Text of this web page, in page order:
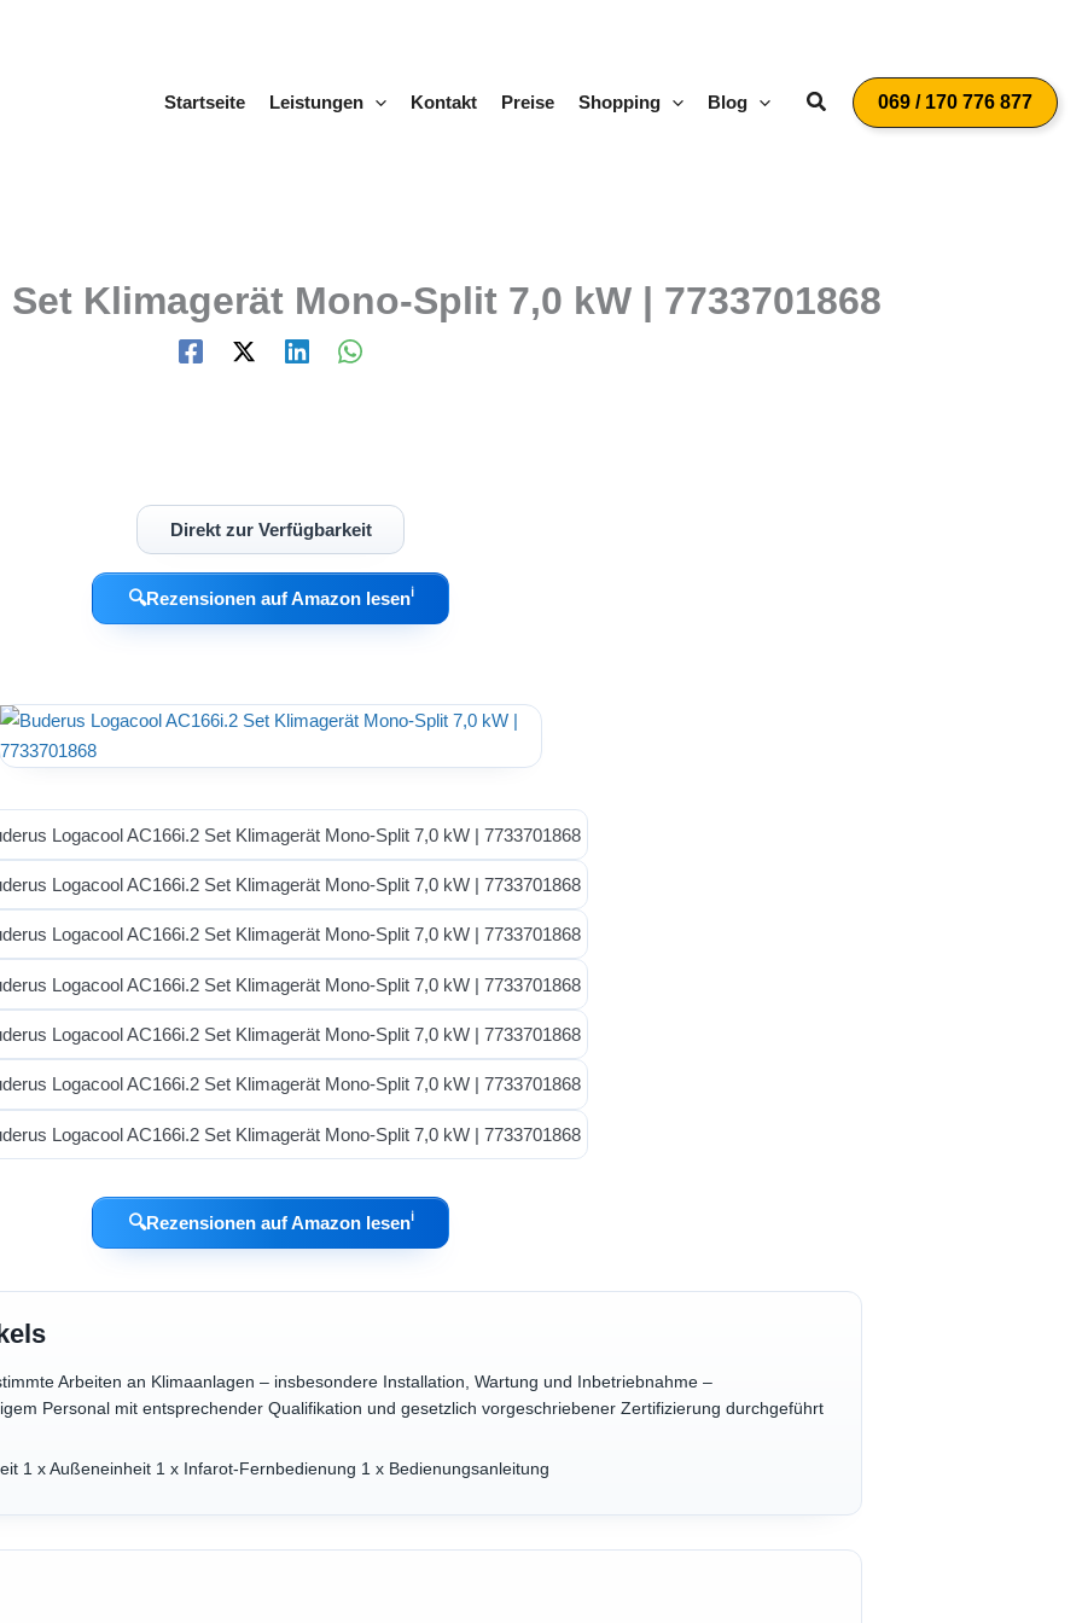
Startseite Leistungen Kontakt Preise Shopping Blog Suchen069 / 170 776 877
Klimagerät Mono-Split 7,0 kW | 7733701868
Direkt zur Verfügbarkeit
🔍Rezensionen auf Amazon lesenℹ︎
🔍Rezensionen auf Amazon lesenℹ︎
Arbeiten an Klimaanlagen – insbesondere Installation, Wartung und Inbetriebnahme –
Personal mit entsprechender Qualifikation und gesetzlich vorgeschriebener Zertifizierung durchgeführt
1 x Außeneinheit 1 x Infarot-Fernbedienung 1 x Bedienungsanleitung